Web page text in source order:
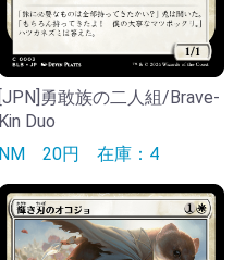
[JPN]勇敢族の二人組/Brave-
Kin Duo
NM 20円 在庫：4